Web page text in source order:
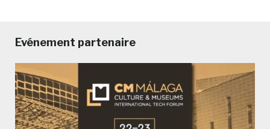
Evénement partenaire